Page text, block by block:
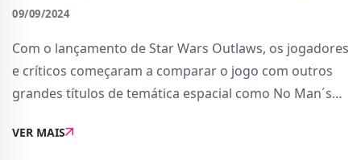
09/09/2024
Com o lançamento de Star Wars Outlaws, os jogadores
e críticos começaram a comparar o jogo com outros
grandes títulos de temática espacial como No Man´s
comparações é a forma como cada jogo li
VER MAIS